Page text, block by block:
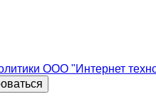
ООО "Интернет